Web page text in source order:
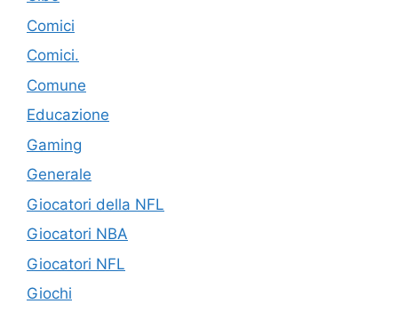
Comici
Comici.
Comune
Educazione
Gaming
Generale
Giocatori della NFL
Giocatori NBA
Giocatori NFL
Giochi